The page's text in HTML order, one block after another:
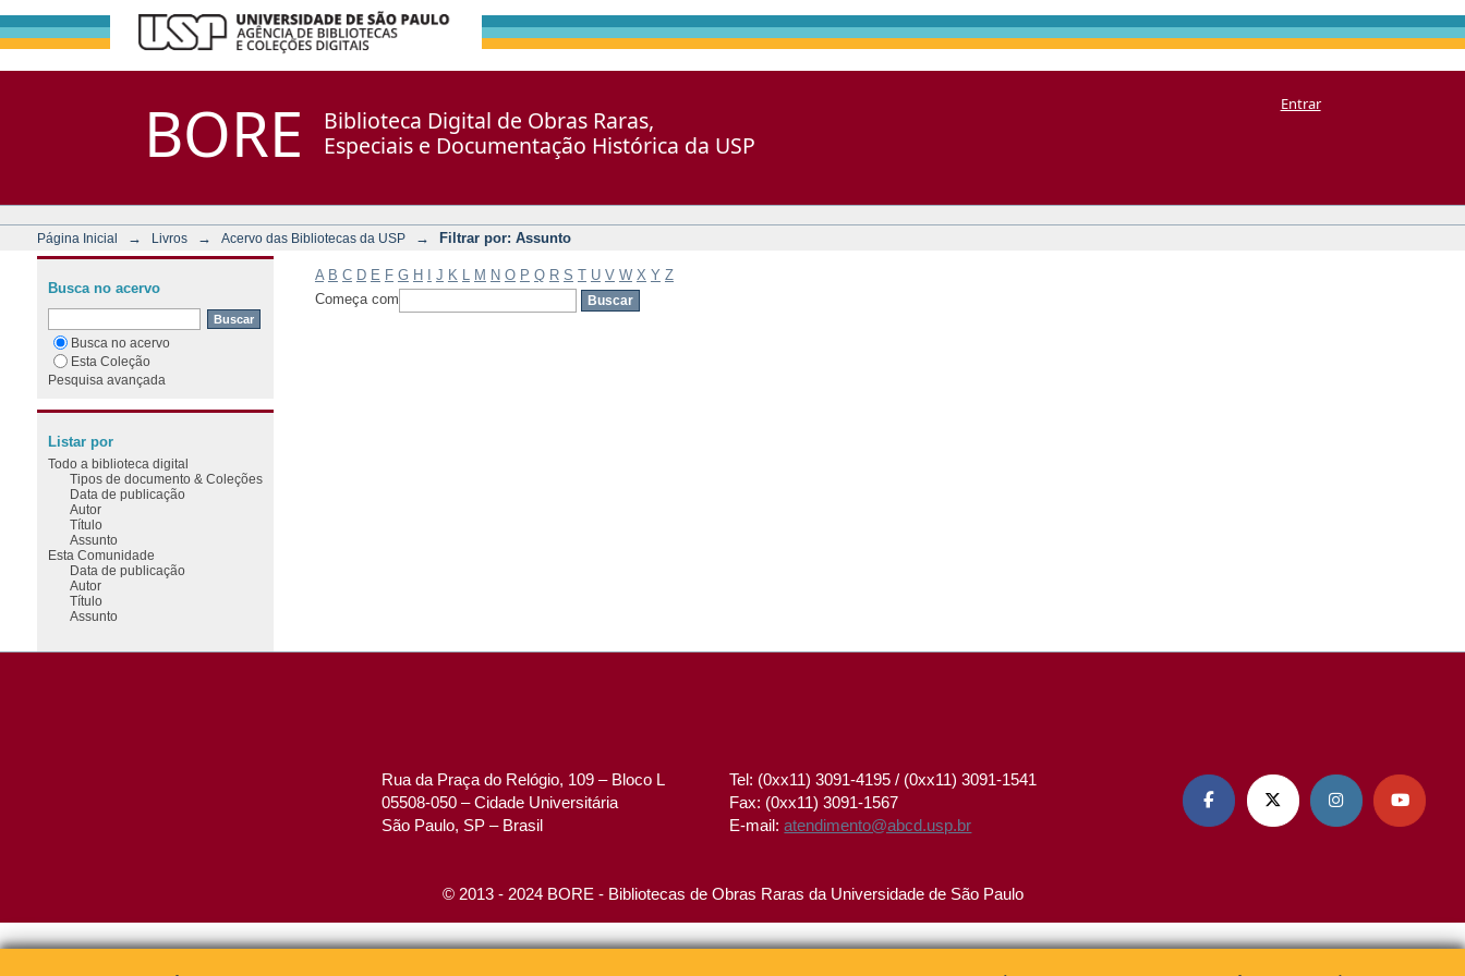
BORE
Biblioteca Digital de Obras Raras,
Especiais e Documentação Histórica da USP
Entrar
Página Inicial → Livros → Acervo das Bibliotecas da USP → Filtrar por: Assunto
A B C D E F G H J K M N O P Q R S T U V W X Y Z
Começa com
Busca no acervo
Busca no acervo
Esta Coleção
Pesquisa avançada
Listar por
Todo a biblioteca digital
Tipos de documento & Coleções
Data de publicação
Autor
Título
Assunto
Esta Comunidade
Data de publicação
Autor
Título
Assunto
Rua da Praça do Relógio, 109 – Bloco L
05508-050 – Cidade Universitária
São Paulo, SP – Brasil
Tel: (0xx11) 3091-4195 / (0xx11) 3091-1541
Fax: (0xx11) 3091-1567
E-mail:atendimento@abcd.usp.br
   
© 2013 - 2024 BORE - Bibliotecas de Obras Raras da Universidade de São Paulo